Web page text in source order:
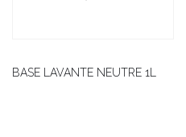
BASE LAVANTE NEUTRE 1L